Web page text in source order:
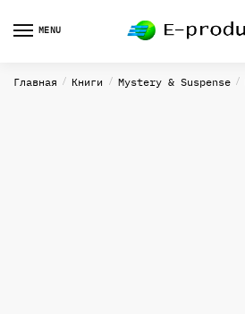
to
to
MENU
Главная / Книги / Mystery & Suspense /